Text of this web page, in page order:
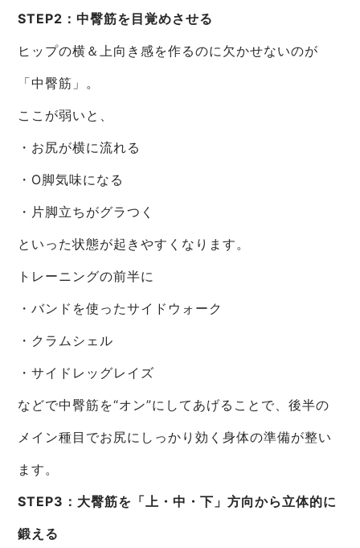
STEP2：中臀筋を目覚めさせる
ヒップの横＆上向き感を作るのに欠かせないのが
「中臀筋」。
ここが弱いと、
・お尻が横に流れる
・O脚気味になる
・片脚立ちがグラつく
といった状態が起きやすくなります。
トレーニングの前半に
・バンドを使ったサイドウォーク
・クラムシェル
・サイドレッグレイズ
などで中臀筋を“オン”にしてあげることで、後半の
メイン種目でお尻にしっかり効く身体の準備が整い
ます。
STEP3：大臀筋を「上・中・下」方向から立体的に
鍛える